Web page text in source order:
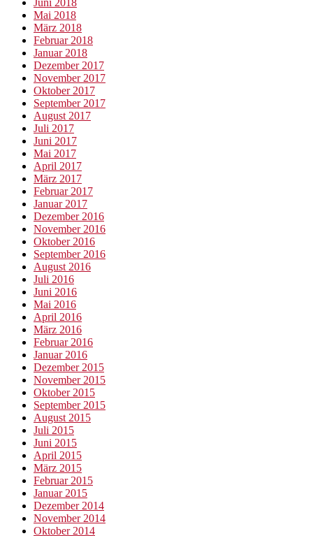
Juni 2018
Mai 2018
März 2018
Februar 2018
Januar 2018
Dezember 2017
November 2017
Oktober 2017
September 2017
August 2017
Juli 2017
Juni 2017
Mai 2017
April 2017
März 2017
Februar 2017
Januar 2017
Dezember 2016
November 2016
Oktober 2016
September 2016
August 2016
Juli 2016
Juni 2016
Mai 2016
April 2016
März 2016
Februar 2016
Januar 2016
Dezember 2015
November 2015
Oktober 2015
September 2015
August 2015
Juli 2015
Juni 2015
April 2015
März 2015
Februar 2015
Januar 2015
Dezember 2014
November 2014
Oktober 2014